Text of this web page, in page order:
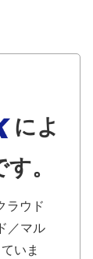
によ
。
ラウド
／マル
いま